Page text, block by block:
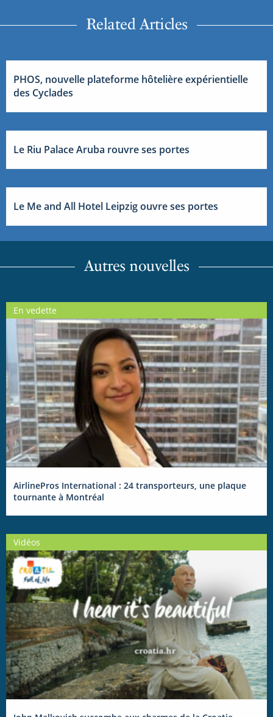
Related Articles
PHOS, nouvelle plateforme hôtelière expérientielle
des Cyclades
Le Riu Palace Aruba rouvre ses portes
Le Me and All Hotel Leipzig ouvre ses portes
Autres nouvelles
En vedette
AirlinePros International : 24 transporteurs, une plaque
tournante à Montréal
Vidéos